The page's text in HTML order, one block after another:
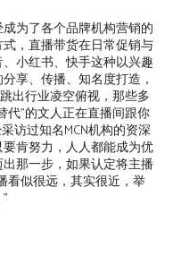
为了各个品牌机构营销的
，直播带货在日常促销与
小红书、快手这种以兴趣
享、传播、知名度打造，
出行业凌空俯视，那些多
代”的文人正在直播间跟你
访过知名MCN机构的资深
肯努力，人人都能成为优
那一步，如果认定将主播
看似很远，其实很近，举